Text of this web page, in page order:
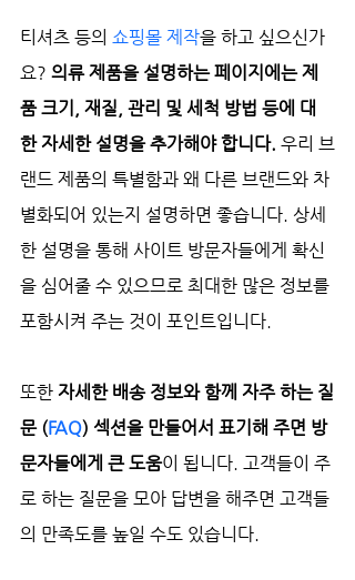
티셔츠 등의 쇼핑몰 제작을 하고 싶으신가
요? 의류 제품을 설명하는 페이지에는 제
품 크기, 재질, 관리 및 세척 방법 등에 대
한 자세한 설명을 추가해야 합니다. 우리 브
랜드 제품의 특별함과 왜 다른 브랜드와 차
별화되어 있는지 설명하면 좋습니다. 상세
한 설명을 통해 사이트 방문자들에게 확신
을 심어줄 수 있으므로 최대한 많은 정보를
포함시켜 주는 것이 포인트입니다.
또한 자세한 배송 정보와 함께 자주 하는 질
문 (FAQ) 섹션을 만들어서 표기해 주면 방
문자들에게 큰 도움이 됩니다. 고객들이 주
로 하는 질문을 모아 답변을 해주면 고객들
의 만족도를 높일 수도 있습니다.